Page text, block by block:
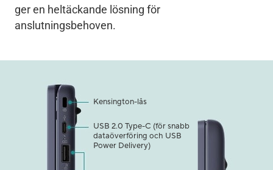
ger en heltäckande lösning för
anslutningsbehoven.
USB 2.0 Type-C (för snabb
dataöverföring och USB
Power Delivery)
Kensington-lås